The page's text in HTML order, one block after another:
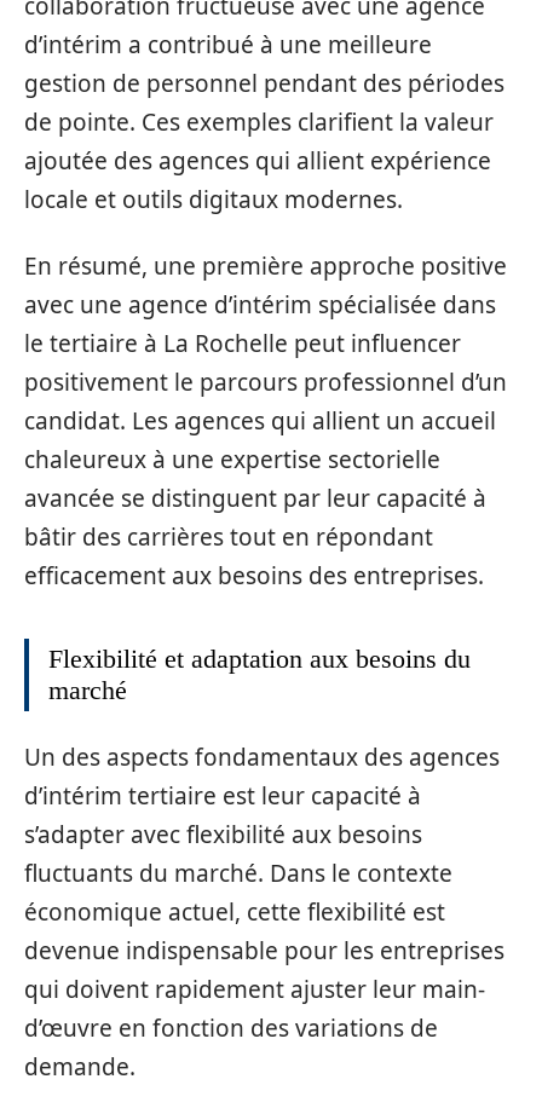
d’intérim a contribué à une meilleure
gestion de personnel pendant des périodes
de pointe. Ces exemples clarifient la valeur
ajoutée des agences qui allient expérience
locale et outils digitaux modernes.
En résumé, une première approche positive
avec une agence d’intérim spécialisée dans
le tertiaire à La Rochelle peut influencer
positivement le parcours professionnel d’un
candidat. Les agences qui allient un accueil
chaleureux à une expertise sectorielle
avancée se distinguent par leur capacité à
bâtir des carrières tout en répondant
efficacement aux besoins des entreprises.
Flexibilité et adaptation aux besoins du
marché
Un des aspects fondamentaux des agences
d’intérim tertiaire est leur capacité à
s’adapter avec flexibilité aux besoins
fluctuants du marché. Dans le contexte
économique actuel, cette flexibilité est
devenue indispensable pour les entreprises
qui doivent rapidement ajuster leur main-
d’œuvre en fonction des variations de
demande.